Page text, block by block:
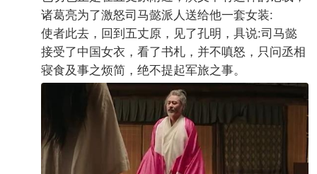
诸葛亮为了激怒司马懿派人送给他一套女装:
使者此去，回到五丈原，见了孔明，具说:司马懿
接受了中国女衣，看了书札，并不嗔怒，只问丞相
寝食及事之烦简，绝不提起军旅之事。